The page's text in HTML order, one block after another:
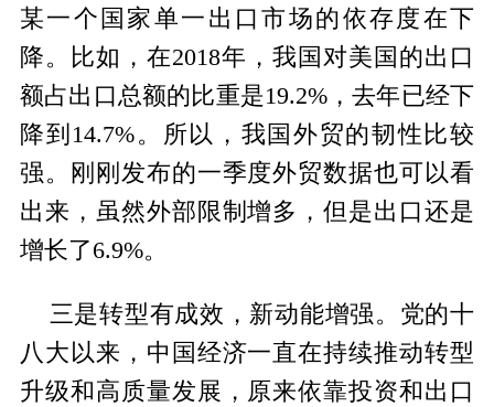
某一个国家单一出口市场的依存度在下
降。比如，在2018年，我国对美国的出口
额占出口总额的比重是19.2%，去年已经下
降到14.7%。所以，我国外贸的韧性比较
强。刚刚发布的一季度外贸数据也可以看
出来，虽然外部限制增多，但是出口还是
增长了6.9%。
三是转型有成效，新动能增强。党的十
八大以来，中国经济一直在持续推动转型
升级和高质量发展，原来依靠投资和出口